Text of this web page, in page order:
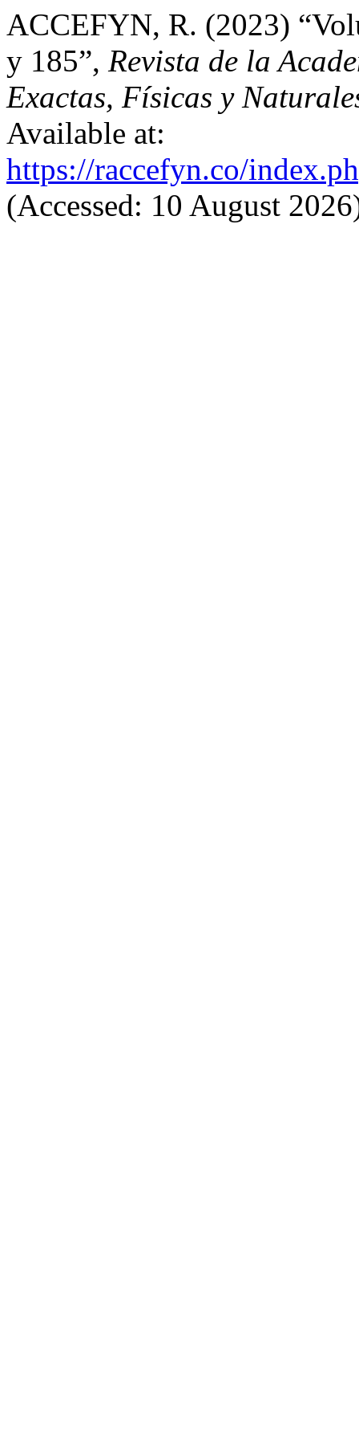
ACCEFYN, R. (2023)
y 185”, Revista de la
Exactas, Físicas y
Available at:
https://raccefyn.co/
(Accessed: 10 August